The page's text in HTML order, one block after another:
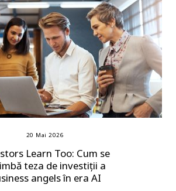
20 Mai 2026
Learn Too: Cum se
teza de investiții a
angels în era AI